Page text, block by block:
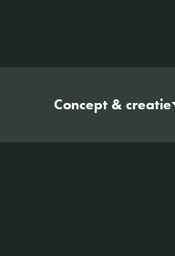
Concept & creatie